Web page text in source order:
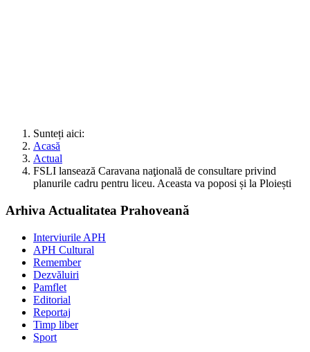
Sunteți aici:
Acasă
Actual
FSLI lansează Caravana naţională de consultare privind
planurile cadru pentru liceu. Aceasta va poposi și la Ploiești
Arhiva Actualitatea Prahoveană
Interviurile APH
APH Cultural
Remember
Dezvăluiri
Pamflet
Editorial
Reportaj
Timp liber
Sport